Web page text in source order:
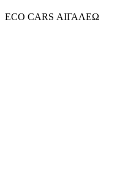
ECO CARS ΑΙΓΑΛΕΩ